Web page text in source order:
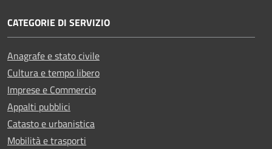
CATEGORIE DI SERVIZIO
Anagrafe e stato civile
Cultura e tempo libero
Imprese e Commercio
Appalti pubblici
Catasto e urbanistica
Mobilità e trasporti